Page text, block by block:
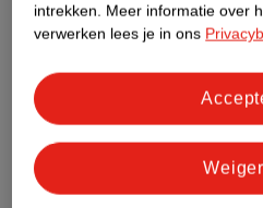
intrekken. Meer informatie over
verwerken lees je in ons